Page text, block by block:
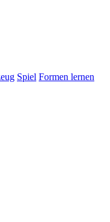
Spiel Formen lernen